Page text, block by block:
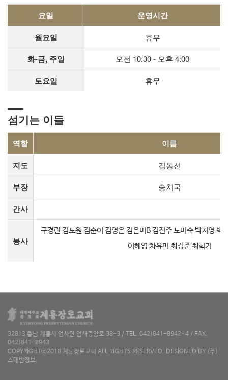
요일
운영시간
월요일
휴무
화-금, 주일 오전 10:30 - 오후 4:00
토요일 휴무
섬기는 이들
역할
이름
지도
김동선
부장 송치국
간사
봉사
구경란 김도원 김순이 김영은 김은미B 김진주 노미숙 박지영 백
이혜영 차유미 최경준 최혁기
32813 충남 계룡시 엄사면 엄사중앙로 38-3 / TEL. 042)841-8942~4 / FAX.
042)841-8943
COPYRIGHTⓒ2018 계룡장로교회 ALL RIGHTS RESERVED. DESIGNED BY (주)
스데반정보